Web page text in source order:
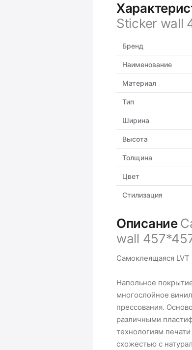
Описание
wall
Самоклеящаяся
Напольное
многослойное
прессования.
различными
технологиям
схожестью с
Sticker wall
Бренд
Наименование
Материал
Тип
Ширина
Высота
Толщина
Цвет
Стилизация